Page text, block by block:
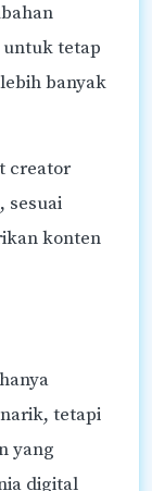
tetap
banyak
creator
sesuai
konten
tetapi
yang
digital